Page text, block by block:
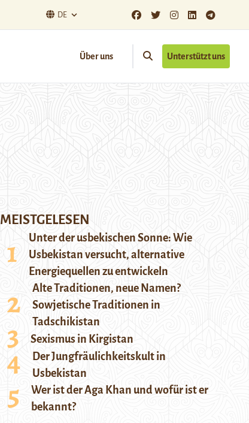
DE
Über uns Unterstützt uns
MEISTGELESEN
Unter der usbekischen Sonne: Wie
Usbekistan versucht, alternative
Energiequellen zu entwickeln
Alte Traditionen, neue Namen?
Sowjetische Traditionen in
Tadschikistan
Sexismus in Kirgistan
Der Jungfräulichkeitskult in
Usbekistan
Wer ist der Aga Khan und wofür ist er
bekannt?